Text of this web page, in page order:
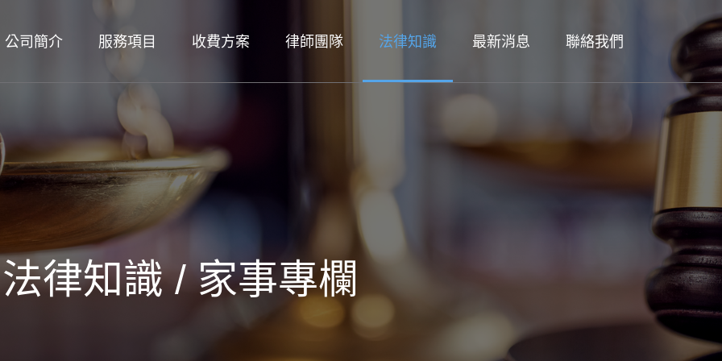
公司簡介 服務項目 收費方案 律師團隊 法律知識 最新消息 聯絡我們
法律知識 / 家事專欄